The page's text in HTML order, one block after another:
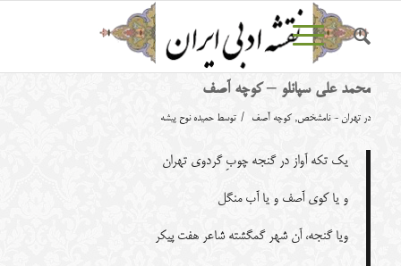
محمد علی سپانلو – کوچه آصف
در تهران - نامشخص, کوچه آصف / توسط حمیده نوح پیشه
یک تکه آواز در گنجه چوبِ گردوی تهران
و یا کوی آصف و یا آب منگل
ویا گنجه، آن شهر گمگشته شاعر هفت پیکر